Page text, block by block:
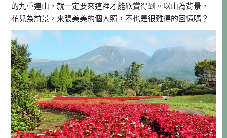
的九重連山，就一定要來這裡才能欣賞得到。以山為背景，
花兒為前景，來張美美的個人照，不也是很難得的回憶嗎？